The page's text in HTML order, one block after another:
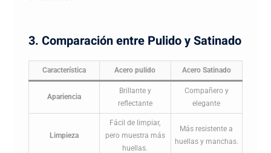
3. Comparación entre Pulido y Satinado
Característica Acero pulido Acero Satinado
Apariencia
Brillante y
reflectante
Compañero y
elegante
Limpieza
Fácil de limpiar,
pero muestra más
huellas.
Más resistente a
huellas y manchas.